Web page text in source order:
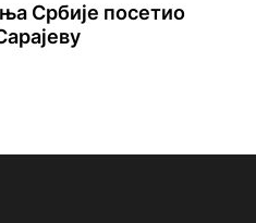
Србије посетио